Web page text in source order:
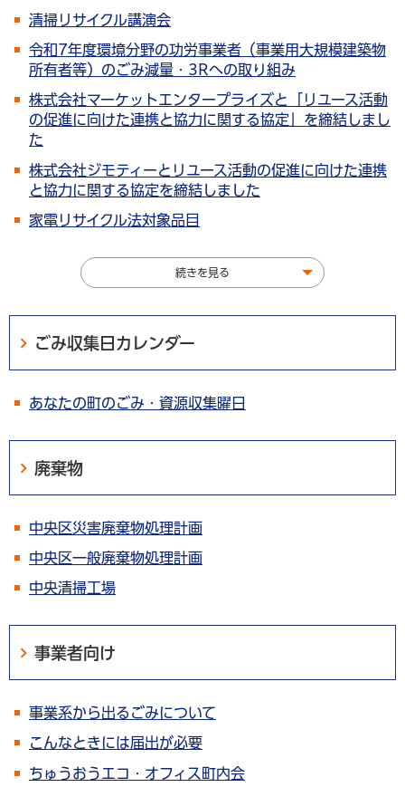
清掃リサイクル講演会
令和7年度環境分野の功労事業者（事業用大規模建築物
所有者等）のごみ減量・3Rへの取り組み
株式会社マーケットエンタープライズと「リユース活動
の促進に向けた連携と協力に関する協定」を締結しまし
た
株式会社ジモティーとリユース活動の促進に向けた連携
と協力に関する協定を締結しました
家電リサイクル法対象品目
続きを見る
ごみ収集日カレンダー
あなたの町のごみ・資源収集曜日
廃棄物
中央区災害廃棄物処理計画
中央区一般廃棄物処理計画
中央清掃工場
事業者向け
事業系から出るごみについて
こんなときには届出が必要
ちゅうおうエコ・オフィス町内会